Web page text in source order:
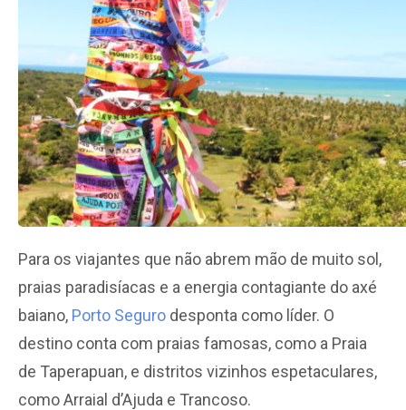
Para os viajantes que não abrem mão de muito sol,
praias paradisíacas e a energia contagiante do axé
baiano, Porto Seguro desponta como líder. O
destino conta com praias famosas, como a Praia
de Taperapuan, e distritos vizinhos espetaculares,
como Arraial d’Ajuda e Trancoso.